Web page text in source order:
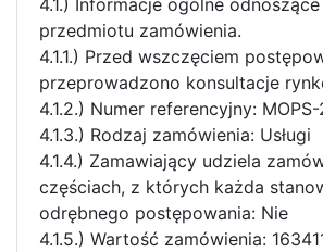
przedmiotu zamówienia.
4.1.1.) Przed wszczęciem
przeprowadzono konsultacje
4.1.2.) Numer referencyjny:
4.1.3.) Rodzaj zamówienia: Usługi
4.1.4.) Zamawiający udziela
częściach, z których każda
odrębnego postępowania: Nie
4.1.5.) Wartość zamówienia: